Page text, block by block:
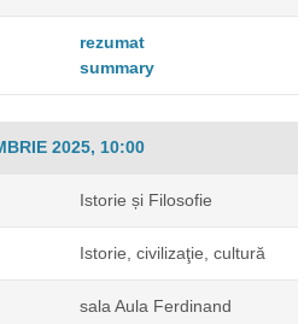
rezumat
summary
2025, 10:00
Istorie și Filosofie
Istorie, civilizaţie, cultură
sala Aula Ferdinand